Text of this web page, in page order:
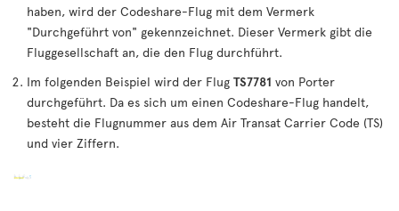
haben, wird der Codeshare-Flug mit dem Vermerk
"Durchgeführt von" gekennzeichnet. Dieser Vermerk gibt die
Fluggesellschaft an, die den Flug durchführt.
Im folgenden Beispiel wird der Flug TS7781 von Porter
durchgeführt. Da es sich um einen Codeshare-Flug handelt,
besteht die Flugnummer aus dem Air Transat Carrier Code (TS)
und vier Ziffern.